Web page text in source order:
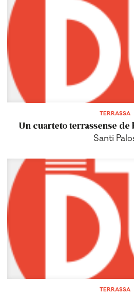
TERRASSA
Un cuarteto terrassense de
Santi
TERRASSA